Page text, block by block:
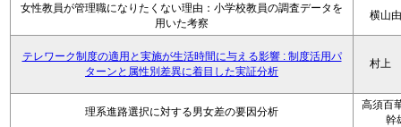
女性教員が管理職になりたくない理由：小学校教員の調査データを
用いた考察
横山
テレワーク制度の適用と実施が生活時間に与える影響 : 制度活用パ
ターンと属性別差異に着目した実証分析
村上
理系進路選択に対する男女差の要因分析
高須百
幹